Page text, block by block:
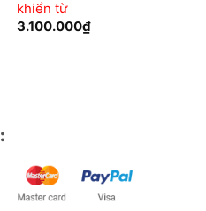
khiển từ
3.100.000₫